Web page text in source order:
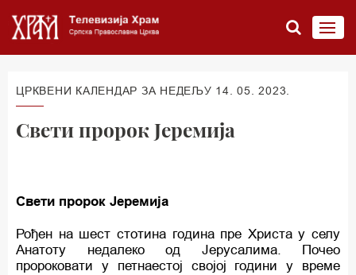
ЦРКВЕНИ КАЛЕНДАР ЗА НЕДЕЉУ 14. 05. 2023.
Свети пророк Јеремија
Свети пророк Јеремија
Рођен на шест стотина година пре Христа у селу
Анатоту недалеко од Јерусалима. Почео
пророковати у петнаестој својој години у време